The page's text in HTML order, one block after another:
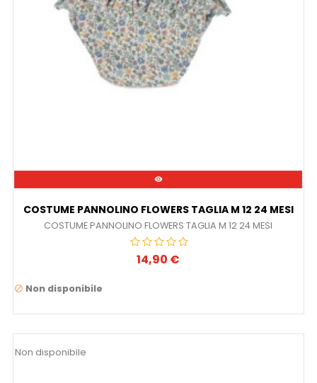

COSTUME PANNOLINO FLOWERS TAGLIA M 12 24 MESI
COSTUME PANNOLINO FLOWERS TAGLIA M 12 24 MESI
Prezzo
14,90 €
 Non disponibile
Non disponibile